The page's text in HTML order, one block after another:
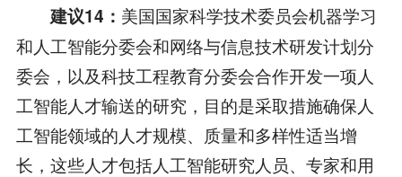
建议14： 美国国家科学技术委员会机器学习
和人工智能分委会和网络与信息技术研发计划分
委会，以及科技工程教育分委会合作开发一项人
工智能人才输送的研究，目的是采取措施确保人
工智能领域的人才规模、质量和多样性适当增
长，这些人才包括人工智能研究人员、专家和用